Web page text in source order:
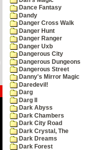
Dance Fantasy
Dandy
Danger Cross Walk
Danger Hunt
Danger Ranger
Danger Uxb
Dangerous City
Dangerous Dungeons
Dangerous Street
Danny's Mirror Magic
Daredevil!
Darg
Darg II
Dark Abyss
Dark Chambers
Dark City Road
Dark Crystal, The
Dark Dreams
Dark Forest